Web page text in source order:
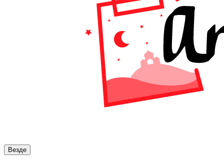
Везде